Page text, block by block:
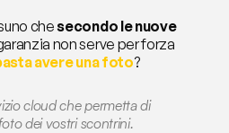
che secondo le nuove
non serve per forza
avere una foto?
cloud che permetta di
dei vostri scontrini.